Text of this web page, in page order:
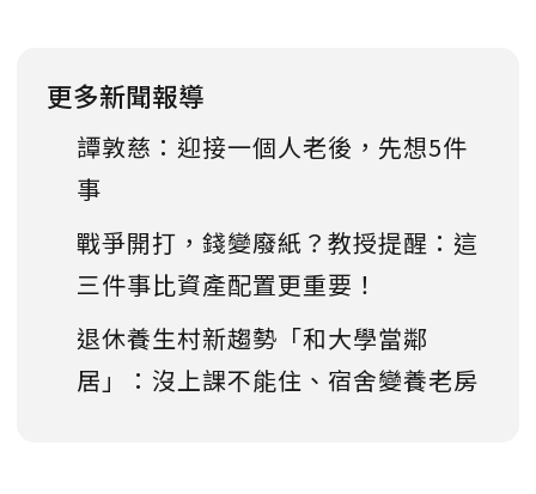
更多新聞報導
譚敦慈：迎接一個人老後，先想5件
事
戰爭開打，錢變廢紙？教授提醒：這
三件事比資產配置更重要！
退休養生村新趨勢「和大學當鄰
居」：沒上課不能住、宿舍變養老房